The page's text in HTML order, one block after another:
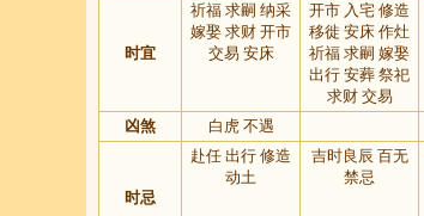
时宜
祈福 求嗣 纳采
嫁娶 求财 开市
交易 安床
开市 入宅 修造
移徙 安床 作灶
祈福 求嗣 嫁娶
出行 安葬 祭祀
求财 交易
凶煞 白虎 不遇
时忌
赴任 出行 修造
动土
吉时良辰 百无
禁忌